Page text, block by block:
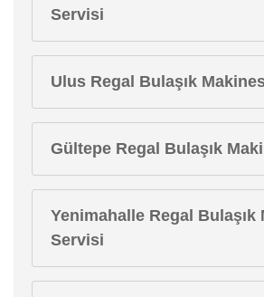
Servisi
Ulus Regal Bulaşık
Gültepe Regal Bulaşık
Yenimahalle Regal Bulaşık
Servisi